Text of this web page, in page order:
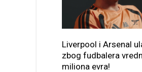
Liverpool i Arsenal
zbog fudbalera
miliona evra!